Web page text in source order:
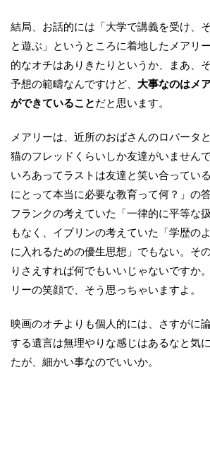
結局、お話的には「大学で講義を受け、
と遊ぶ」というところに着地したメアリ
的なオチはありきたりというか、まあ、
予想の範疇なんですけど、 大事なのはメ
ができていることだと思います。
メアリーは、近所のおばさんのロバータ
猫のフレッドくらいしか友達がいません
いろあってラストは友達と笑い合ってい
にとって本当に必要な教育って何？」の
フランクの考えていた「一律的に平等な
もなく、イブリンの考えていた「学歴の
に入れるための優生思想」でもない。そ
りさえすれば何でもいいじゃないですか
リーの笑顔で、そう思っちゃいますよ。
映画のオチよりも個人的には、さすがに
する遺言は無理やりな感じはあるなと気
たが、細かい事なのでいいか。